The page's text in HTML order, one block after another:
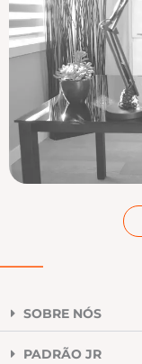
SOBRE NÓS
PADRÃO JR